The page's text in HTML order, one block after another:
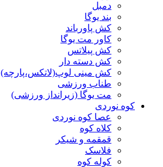
دمبل
بند یوگا
کش پاورباند
کاور مت یوگا
کش پیلاتس
کش دسته دار
کش مینی لوپ(لاتکس،پارچه)
طناب ورزشی
مت یوگا (زیرانداز ورزشی)
کوه نوردی
عصا کوه نوردی
کلاه کوه
قمقمه و شیکر
فلاسک
کوله کوه